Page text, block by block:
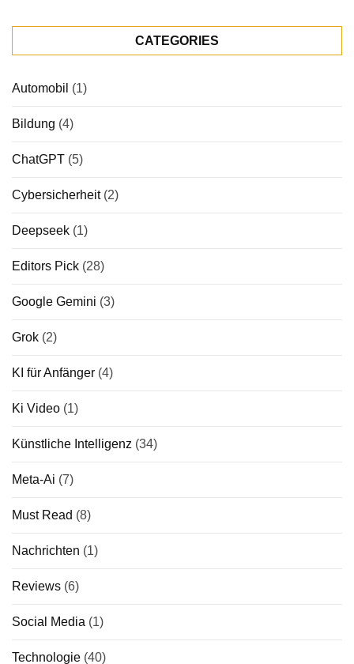
CATEGORIES
Automobil (1)
Bildung (4)
ChatGPT (5)
Cybersicherheit(2)
Deepseek (1)
Editors Pick (28)
Google Gemini (3)
Grok (2)
KI für Anfänger (4)
Ki Video (1)
Künstliche Intelligenz (34)
Meta-Ai (7)
Must Read (8)
Nachrichten (1)
Reviews (6)
Social Media (1)
Technologie (40)